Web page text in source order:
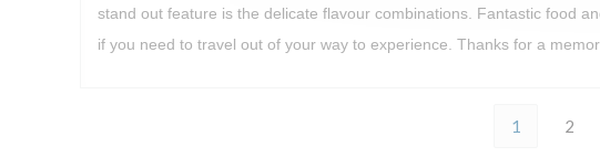
stand out feature is the delicate flavour combinations. Fantastic food
if you need to travel out of your way to experience. Thanks for a
1 2